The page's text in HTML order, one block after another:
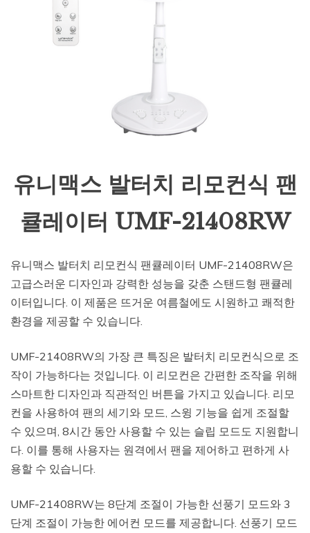
유니맥스 발터치 리모컨식 팬
큘레이터 UMF-21408RW
유니맥스 발터치 리모컨식 팬큘레이터 UMF-21408RW은
고급스러운 디자인과 강력한 성능을 갖춘 스탠드형 팬큘레
이터입니다. 이 제품은 뜨거운 여름철에도 시원하고 쾌적한
환경을 제공할 수 있습니다.
UMF-21408RW의 가장 큰 특징은 발터치 리모컨식으로 조
작이 가능하다는 것입니다. 이 리모컨은 간편한 조작을 위해
스마트한 디자인과 직관적인 버튼을 가지고 있습니다. 리모
컨을 사용하여 팬의 세기와 모드, 스윙 기능을 쉽게 조절할
수 있으며, 8시간 동안 사용할 수 있는 슬립 모드도 지원합니
다. 이를 통해 사용자는 원격에서 팬을 제어하고 편하게 사
용할 수 있습니다.
UMF-21408RW는 8단계 조절이 가능한 선풍기 모드와 3
단계 조절이 가능한 에어컨 모드를 제공합니다. 선풍기 모드